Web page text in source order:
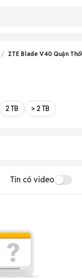
ZTE Blade V40 Quận
2 TB > 2 TB
Tin có video